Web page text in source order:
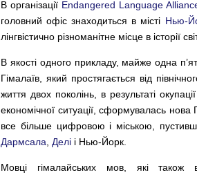
В організації Endangered Language
головний офіс знаходиться в місті Нью-
лінгвістично різноманітне місце в
В якості одного прикладу, майже одна
Гімалаїв, який простягається від
життя двох поколінь, в результаті
економічної ситуації, сформувалась
все більше цифровою і міською,
Дармсала
Делі і Нью-Йорк.
Мовці гімалайських мов, які також